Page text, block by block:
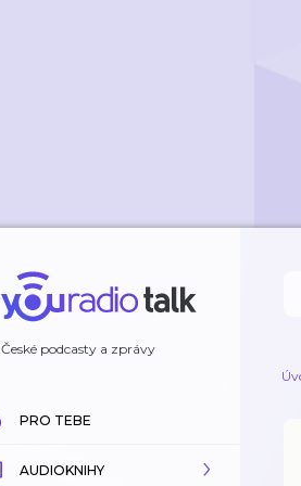
České podcasty a zprávy
PRO TEBE
AUDIOKNIHY